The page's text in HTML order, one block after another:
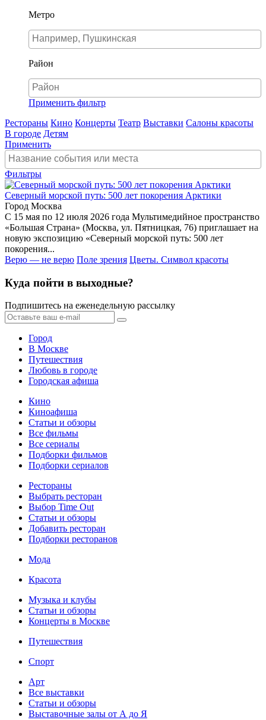
Метро
Район
Применить фильтр
Рестораны Кино Концерты Театр Выставки Салоны красоты
В городе Детям
Применить
Фильтры
Северный морской путь: 500 лет покорения Арктики
Город Москва
С 15 мая по 12 июля 2026 года Мультимедийное пространство
«Большая Страна» (Москва, ул. Пятницкая, 76) приглашает на
новую экспозицию «Северный морской путь: 500 лет
покорения...
Верю — не верю Поле зрения Цветы. Символ красоты
Куда пойти в выходные?
Подпишитесь на еженедельную рассылку
Город
В Москве
Путешествия
Любовь в городе
Городская афиша
Кино
Киноафиша
Статьи и обзоры
Все фильмы
Все сериалы
Подборки фильмов
Подборки сериалов
Рестораны
Выбрать ресторан
Выбор Time Out
Статьи и обзоры
Добавить ресторан
Подборки ресторанов
Мода
Красота
Музыка и клубы
Статьи и обзоры
Концерты в Москве
Путешествия
Спорт
Арт
Все выставки
Статьи и обзоры
Выставочные залы от А до Я